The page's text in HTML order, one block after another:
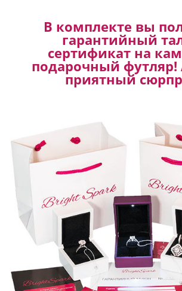
В комплекте вы
гарантийный
сертификат на
подарочный футляр!
приятный